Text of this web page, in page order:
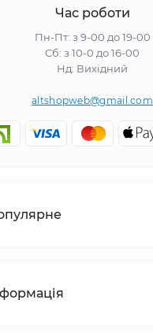
Час роботи
Пн-Пт: з 9-00 до 19-00
Сб: з 10-0 до 16-00
Нд: Вихідний
altshopweb@gmail.com
туризм